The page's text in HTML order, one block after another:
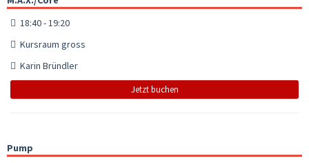
18:40 - 19:20
Kursraum gross
Karin Bründler
Jetzt buchen
Pump